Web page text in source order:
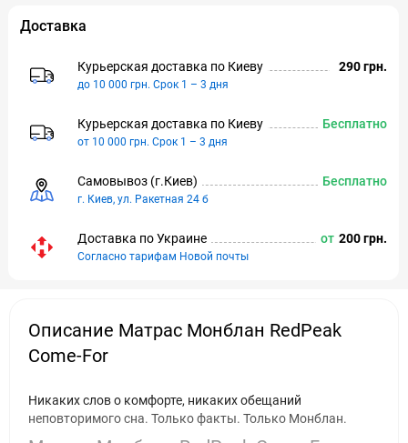
Доставка
Курьерская доставка по Киeву
до 10 000 грн. Срок 1 – 3 дня
290 грн.
Курьерская доставка по Киeву
от 10 000 грн. Срок 1 – 3 дня
Бесплатно
Самовывоз (г.Киeв)
г. Киев, ул. Ракетная 24 б
Бесплатно
Доставка по Украине
Согласно тарифам Новой почты
от 200 грн.
Описание Матрас Монблан RedPeak
Come-For
Никаких слов о комфорте, никаких обещаний
неповторимого сна. Только факты. Только Монблан.